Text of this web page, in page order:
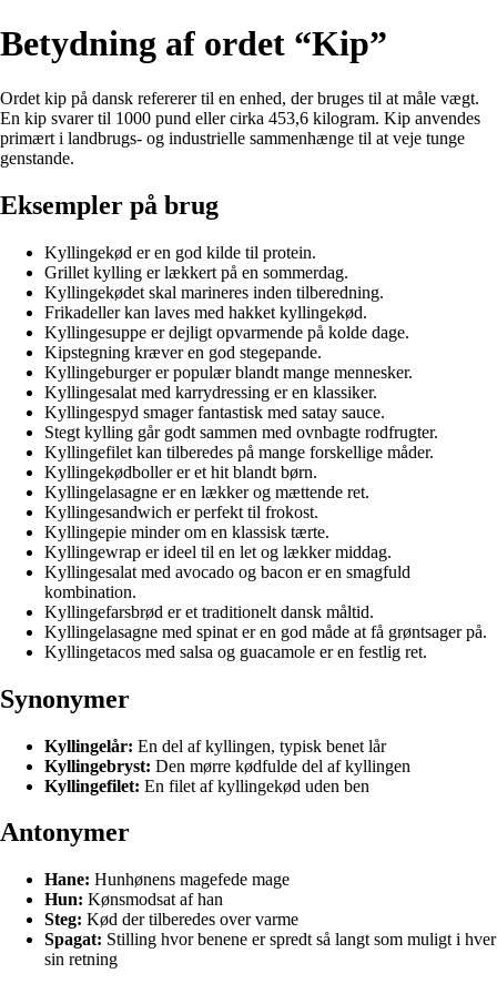
Betydning af ordet “Kip”
Ordet kip på dansk refererer til en enhed, der bruges til at måle vægt.
En kip svarer til 1000 pund eller cirka 453,6 kilogram. Kip anvendes
primært i landbrugs- og industrielle sammenhænge til at veje tunge
genstande.
Eksempler på brug
Kyllingekød er en god kilde til protein.
Grillet kylling er lækkert på en sommerdag.
Kyllingekødet skal marineres inden tilberedning.
Frikadeller kan laves med hakket kyllingekød.
Kyllingesuppe er dejligt opvarmende på kolde dage.
Kipstegning kræver en god stegepande.
Kyllingeburger er populær blandt mange mennesker.
Kyllingesalat med karrydressing er en klassiker.
Kyllingespyd smager fantastisk med satay sauce.
Stegt kylling går godt sammen med ovnbagte rodfrugter.
Kyllingefilet kan tilberedes på mange forskellige måder.
Kyllingekødboller er et hit blandt børn.
Kyllingelasagne er en lækker og mættende ret.
Kyllingesandwich er perfekt til frokost.
Kyllingepie minder om en klassisk tærte.
Kyllingewrap er ideel til en let og lækker middag.
Kyllingesalat med avocado og bacon er en smagfuld
kombination.
Kyllingefarsbrød er et traditionelt dansk måltid.
Kyllingelasagne med spinat er en god måde at få grøntsager på.
Kyllingetacos med salsa og guacamole er en festlig ret.
Synonymer
Kyllingelår: En del af kyllingen, typisk benet lår
Kyllingebryst: Den mørre kødfulde del af kyllingen
Kyllingefilet: En filet af kyllingekød uden ben
Antonymer
Hane: Hunhønens magefede mage
Hun: Kønsmodsat af han
Steg: Kød der tilberedes over varme
Spagat: Stilling hvor benene er spredt så langt som muligt i hver
sin retning